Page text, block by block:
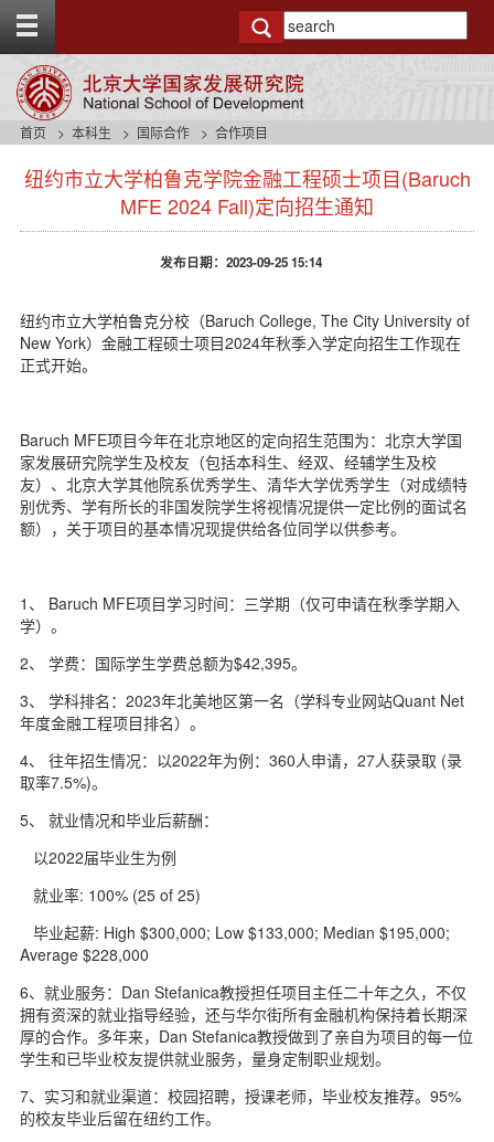
g
t
首页 本科生 国际合作 合作项目
纽约市立大学柏鲁克学院金融工程硕士项目(Baruch
MFE 2024 Fall)定向招生通知
发布日期：2023-09-25 15:14
纽约市立大学柏鲁克分校（Baruch College, The City University of
New York）金融工程硕士项目2024年秋季入学定向招生工作现在
正式开始。
Baruch MFE项目今年在北京地区的定向招生范围为：北京大学国
家发展研究院学生及校友（包括本科生、经双、经辅学生及校
友）、北京大学其他院系优秀学生、清华大学优秀学生（对成绩特
别优秀、学有所长的非国发院学生将视情况提供一定比例的面试名
额），关于项目的基本情况现提供给各位同学以供参考。
1、 Baruch MFE项目学习时间：三学期（仅可申请在秋季学期入
学）。
2、 学费：国际学生学费总额为$42,395。
3、 学科排名：2023年北美地区第一名（学科专业网站Quant Net
年度金融工程项目排名）。
4、 往年招生情况：以2022年为例：360人申请，27人获录取 (录
取率7.5%)。
5、 就业情况和毕业后薪酬：
以2022届毕业生为例
就业率: 100% (25 of 25)
毕业起薪: High $300,000; Low $133,000; Median $195,000;
Average $228,000
6、就业服务：Dan Stefanica教授担任项目主任二十年之久，不仅
拥有资深的就业指导经验，还与华尔街所有金融机构保持着长期深
厚的合作。多年来，Dan Stefanica教授做到了亲自为项目的每一位
学生和已毕业校友提供就业服务，量身定制职业规划。
7、实习和就业渠道：校园招聘，授课老师，毕业校友推荐。95%
的校友毕业后留在纽约工作。